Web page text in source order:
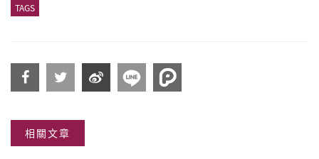
TAGS
到
相關文章